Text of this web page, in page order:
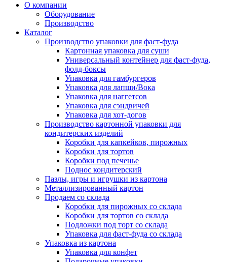
О компании
Оборудование
Производство
Каталог
Производство упаковки для фаст-фуда
Картонная упаковка для суши
Универсальный контейнер для фаст-фуда,
фолд-боксы
Упаковка для гамбургеров
Упаковка для лапши/Вока
Упаковка для наггетсов
Упаковка для сэндвичей
Упаковка для хот-догов
Производство картонной упаковки для
кондитерских изделий
Коробки для капкейков, пирожных
Коробки для тортов
Коробки под печенье
Поднос кондитерский
Пазлы, игры и игрушки из картона
Металлизированный картон
Продаем со склада
Коробки для пирожных со склада
Коробки для тортов со склада
Подложки под торт со склада
Упаковка для фаст-фуда со склада
Упаковка из картона
Упаковка для конфет